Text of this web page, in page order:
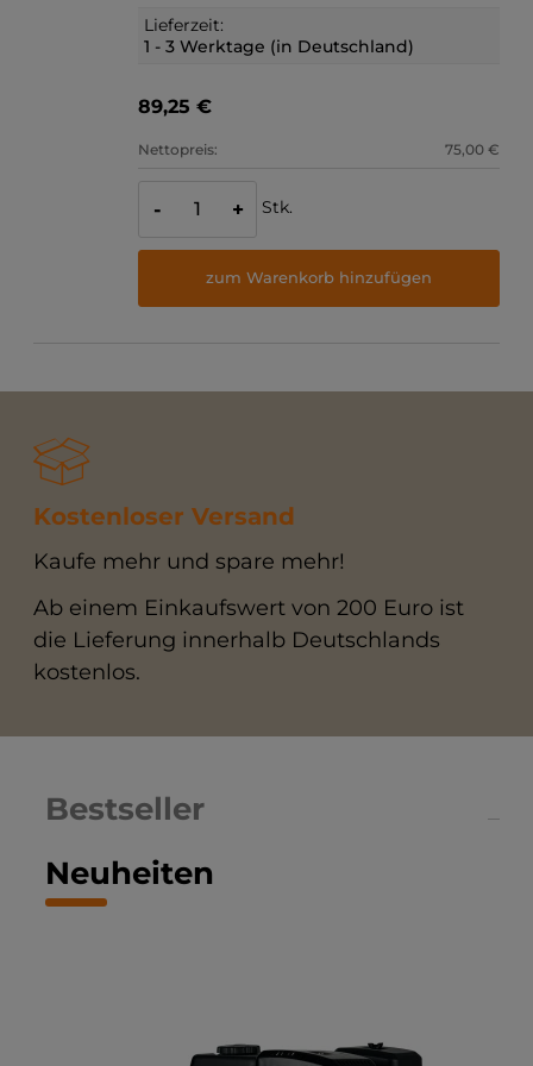
Lieferzeit:
1 - 3 Werktage (in Deutschland)
89,25 €
Nettopreis: 75,00 €
- + Stk.
zum Warenkorb hinzufügen
Kostenloser Versand
Kaufe mehr und spare mehr!
Ab einem Einkaufswert von 200 Euro ist
die Lieferung innerhalb Deutschlands
kostenlos.
Neuheiten
Bestseller